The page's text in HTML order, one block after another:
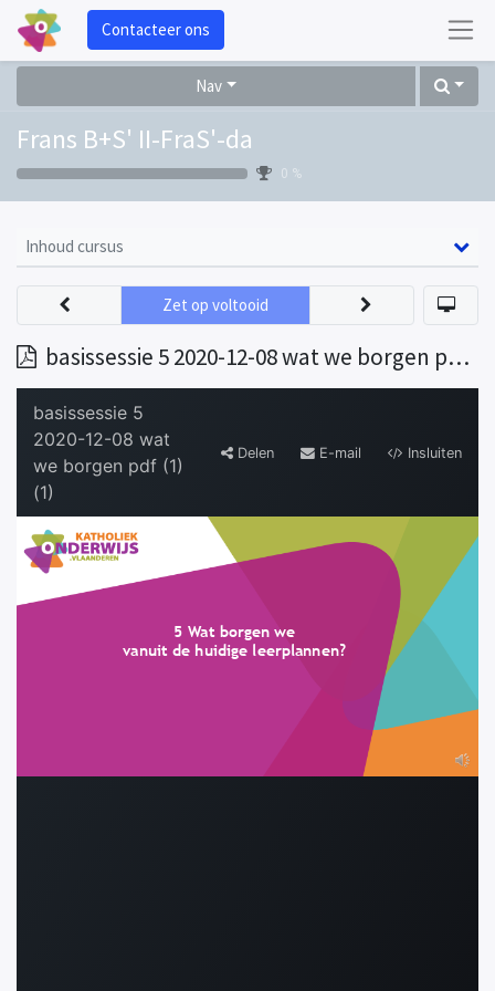
Contacteer ons
Nav
Frans B+S' II-FraS'-da
0 %
Inhoud cursus
basissessie 5 2020-12-08 wat we borgen pdf (1) (1)
Zet op voltooid